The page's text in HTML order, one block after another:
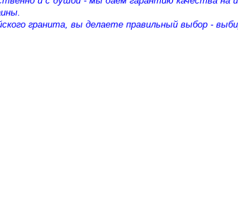
гранита, вы делаете правильный выбор -